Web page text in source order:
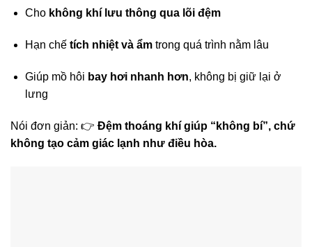
Cho không khí lưu thông qua lõi đệm
Hạn chế tích nhiệt và ẩmtrong quá trình nằm lâu
Giúp mồ hôi bay hơi nhanh hơn, không bị giữ lại ở
lưng
Nói đơn giản: 👉 Đệm thoáng khí giúp “không bí”, chứ
không tạo cảm giác lạnh như điều hòa.